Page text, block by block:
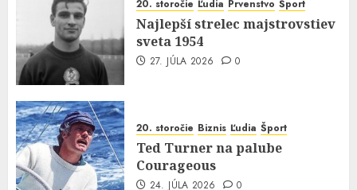
20. storočie Ľudia Prvenstvo Šport
Najlepší strelec majstrovstiev
sveta 1954
27. JÚLA 2026 0
20. storočie Biznis Ľudia Šport
Ted Turner na palube
Courageous
24. JÚLA 2026 0